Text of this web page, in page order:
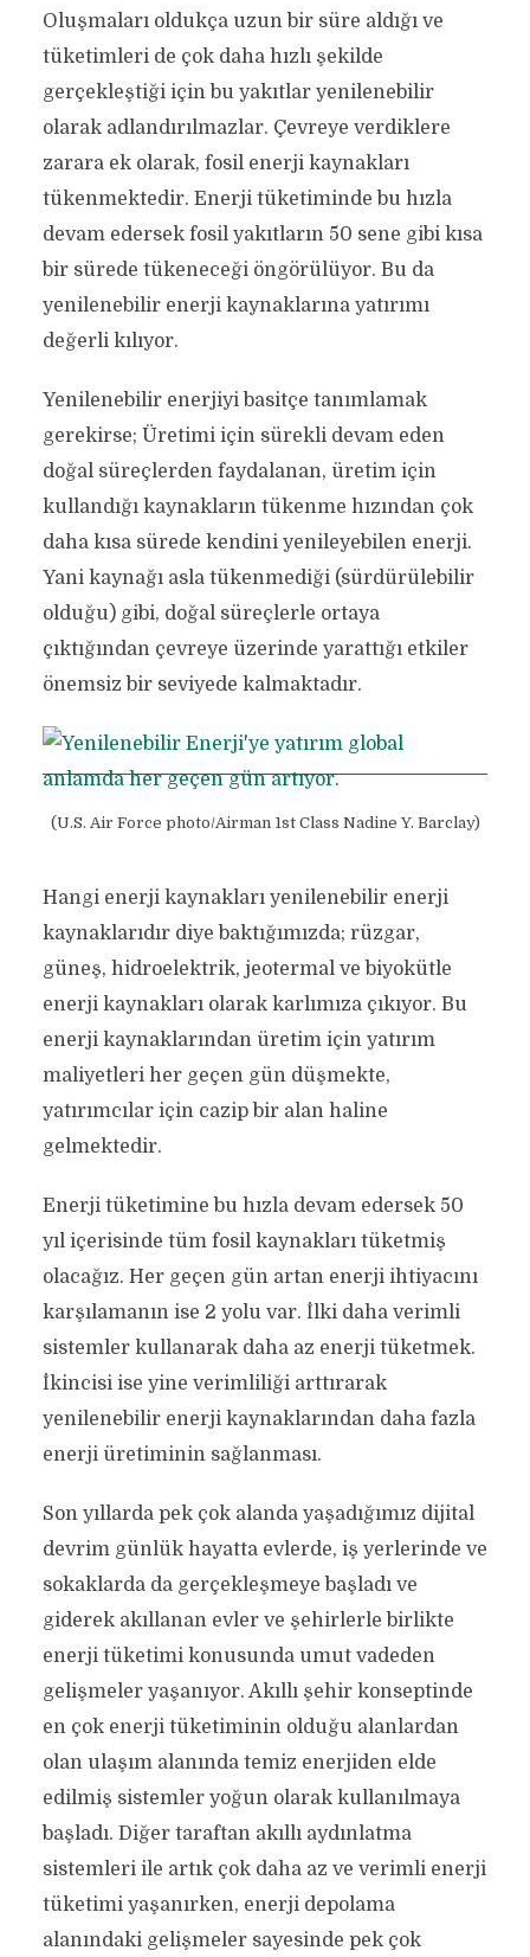
Oluşmaları oldukça uzun bir süre aldığı ve
tüketimleri de çok daha hızlı şekilde
gerçekleştiği için bu yakıtlar yenilenebilir
olarak adlandırılmazlar. Çevreye verdiklere
zarara ek olarak, fosil enerji kaynakları
tükenmektedir. Enerji tüketiminde bu hızla
devam edersek fosil yakıtların 50 sene gibi kısa
bir sürede tükeneceği öngörülüyor. Bu da
yenilenebilir enerji kaynaklarına yatırımı
değerli kılıyor.
Yenilenebilir enerjiyi basitçe tanımlamak
gerekirse; Üretimi için sürekli devam eden
doğal süreçlerden faydalanan, üretim için
kullandığı kaynakların tükenme hızından çok
daha kısa sürede kendini yenileyebilen enerji.
Yani kaynağı asla tükenmediği (sürdürülebilir
olduğu) gibi, doğal süreçlerle ortaya
çıktığından çevreye üzerinde yarattığı etkiler
önemsiz bir seviyede kalmaktadır.
(U.S. Air Force photo/Airman 1st Class Nadine Y. Barclay)
Hangi enerji kaynakları yenilenebilir enerji
kaynaklarıdır diye baktığımızda; rüzgar,
güneş, hidroelektrik, jeotermal ve biyokütle
enerji kaynakları olarak karlımıza çıkıyor. Bu
enerji kaynaklarından üretim için yatırım
maliyetleri her geçen gün düşmekte,
yatırımcılar için cazip bir alan haline
gelmektedir.
Enerji tüketimine bu hızla devam edersek 50
yıl içerisinde tüm fosil kaynakları tüketmiş
olacağız. Her geçen gün artan enerji ihtiyacını
karşılamanın ise 2 yolu var. İlki daha verimli
sistemler kullanarak daha az enerji tüketmek.
İkincisi ise yine verimliliği arttırarak
yenilenebilir enerji kaynaklarından daha fazla
enerji üretiminin sağlanması.
Son yıllarda pek çok alanda yaşadığımız dijital
devrim günlük hayatta evlerde, iş yerlerinde ve
sokaklarda da gerçekleşmeye başladı ve
giderek akıllanan evler ve şehirlerle birlikte
enerji tüketimi konusunda umut vadeden
gelişmeler yaşanıyor. Akıllı şehir konseptinde
en çok enerji tüketiminin olduğu alanlardan
olan ulaşım alanında temiz enerjiden elde
edilmiş sistemler yoğun olarak kullanılmaya
başladı. Diğer taraftan akıllı aydınlatma
sistemleri ile artık çok daha az ve verimli enerji
tüketimi yaşanırken, enerji depolama
alanındaki gelişmeler sayesinde pek çok